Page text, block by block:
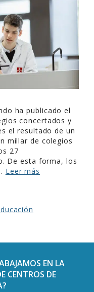
ha publicado el
concertados y
el resultado de un
millar de colegios
27
De esta forma, los
Leer más
EN LA
CENTROS DE